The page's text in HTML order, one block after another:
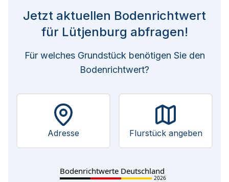
Jetzt aktuellen Bodenrichtwert
für Lütjenburg abfragen!
Für welches Grundstück benötigen Sie den
Bodenrichtwert?
Adresse Flurstück angeben
Bodenrichtwerte Deutschland
2026